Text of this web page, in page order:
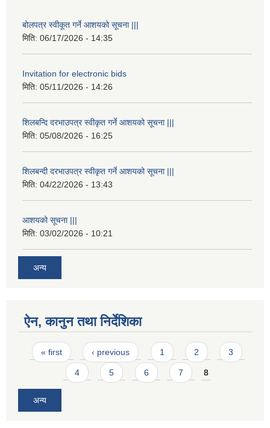
बोलपत्र स्वीकूत गर्ने आशयको सूचना |||
मिति: 06/17/2026 - 14:35
Invitation for electronic bids
मिति: 05/11/2026 - 14:26
शिलबन्दि दरभाउपत्र स्वीकृत गर्ने आशयको सूचना |||
मिति: 05/08/2026 - 16:25
शिलबन्दी दरभाउपत्र स्वीकृत गर्ने आशयको सूचना |||
मिति: 04/22/2026 - 13:43
आशयको सूचना |||
मिति: 03/02/2026 - 10:21
अन्य
ऐन, कानुन तथा निर्देशिका
Pages
« first ‹ previous 1 2 3
4 5 6 7 8
अन्य